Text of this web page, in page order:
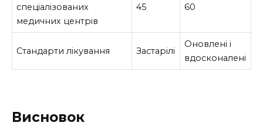
спеціалізованих
медичних центрів
45 60
Стандарти лікування Застарілі
Оновлені і
вдосконалені
Висновок